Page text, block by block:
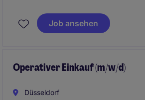
Job ansehen
Operativer Einkauf (m/w/d)
Düsseldorf